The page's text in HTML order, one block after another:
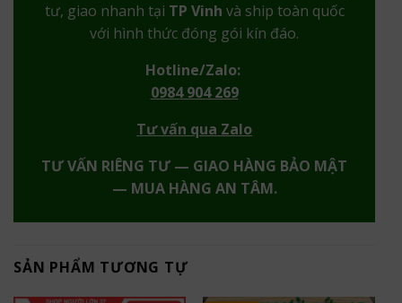
tư, giao nhanh tại TP Vinh và ship toàn quốc
với hình thức đóng gói kín đáo.
Hotline/Zalo:
0984 904 269
Tư vấn qua Zalo
TƯ VẤN RIÊNG TƯ — GIAO HÀNG BẢO MẬT
— MUA HÀNG AN TÂM.
SẢN PHẨM TƯƠNG TỰ